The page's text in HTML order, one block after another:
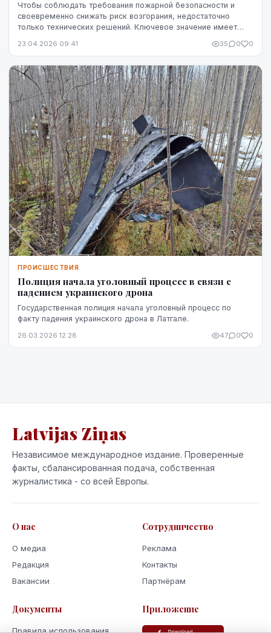
Чтобы соблюдать требования пожарной безопасности и
своевременно снижать риск возгорания, недостаточно
только технических решений. Ключевое значение имеет
23.04.2026 09:41 35 0 0
ПРОИСШЕСТВИЯ
Полиция начала уголовный процесс в связи с
падением украинского дрона
Государственная полиция начала уголовный процесс по
факту падения украинского дрона в Латгале.
26.03.2026 12:28 47 0 0
Latvijas Ziņas
Независимое международное издание. Проверенные
факты, сбалансированная подача, собственная
журналистика - со всей Европы.
О нас
О медиа
Редакция
Вакансии
Сотрудничество
Реклама
Контакты
Партнёрам
Документы
Правила использования
Приложение